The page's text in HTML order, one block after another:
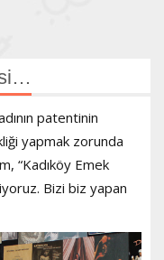
patentinin
yapmak zorunda
“Kadıköy Emek
Bizi biz yapan